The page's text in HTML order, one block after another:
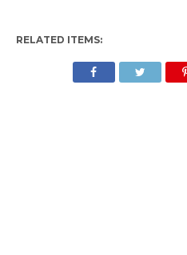
RELATED ITEMS: